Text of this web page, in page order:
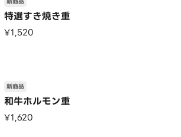
特選すき焼き重
¥1,520
和牛ホルモン重
新商品
¥1,620